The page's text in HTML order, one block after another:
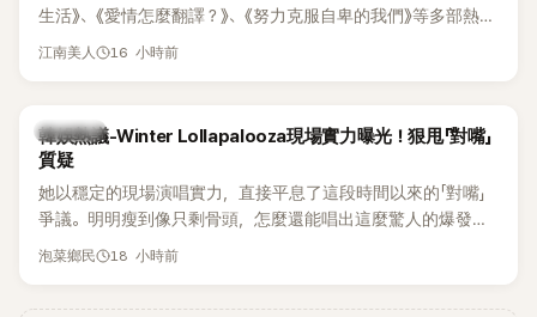
生活》、《愛情怎麼翻譯？》、《努力克服自卑的我們》等多部熱門
作品，躍升為韓劇新一代女神代表，不僅演技備受肯定，精緻
細身材下的超狂背肌與肩膀線條，反差感十足，讓不少網友看
傻直呼：「原來她身材這麼猛！」
江南美人 16 小時前
熱議討論
韓娛熱議-Winter Lollapalooza現場實力曝光！狠甩「對嘴」
質疑
她以穩定的現場演唱實力，直接平息了這段時間以來的「對嘴」
爭議。明明瘦到像只剩骨頭，怎麼還能唱出這麼驚人的爆發力
和音量？
泡菜鄉民 18 小時前